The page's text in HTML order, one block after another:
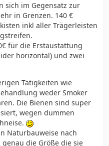
sich im Gegensatz zur
in Grenzen. 140 €
inkl aller Trägerleisten
für die Erstaustattung
horizontal) und zwei
Tätigkeiten wie
weder Smoker
Die Bienen sind super
wegen dummen
Naturbauweise nach
die Größe die sie